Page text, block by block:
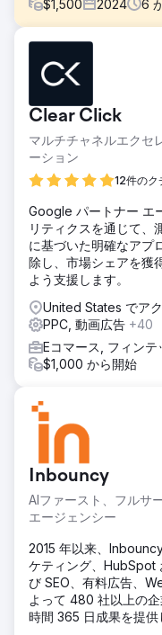
$1,500 2024 6
DYRE Marketing と提
売店は、以前のマー
ていました。レポート
い道について明確な情
いため、成功を測定し
たりするのが難しく、
非効率的でコストのか
私たちの解決策は、売
ケティング プランを
最大化するためにさま
で、Google 広告の最
しました。さらに、ク
録し、すべての商品が
取り組みにより、可視
促進され、投資収益率
結果
きました。洗練された
く、コストも削減さ
た。Google 広告を慎
合理化することで、ク
高い ROI を維持できま
データ主導のマーケテ
す。
エージ
Clear Click
マルチチャネルエクセ
ーション
12件のク
Google パートナー エ
リティクスを通じて、
に基づいた明確なアプ
除し、市場シェアを獲
よう支援します。
United States でア
PPC, 動画広告 +40
Eコマース, フィンテ
$1,000 から開始
Inbouncy
AIファースト、フルサ
エージェンシー
2015 年以来、
ケティング、HubSpot
び SEO、有料広告、
よって 480 社以上の
時間 365 日成果を提供